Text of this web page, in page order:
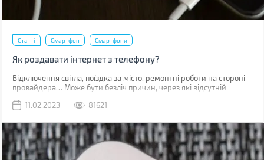
Статті Смартфон Смартфони
Як роздавати інтернет з телефону?
Відключення світла, поїздка за місто, ремонтні роботи на стороні
провайдера… Може бути безліч причин, через які відсутній
мобільна мережа, звичайно, якщо ви знаходитесь у зоні її
11.02.2023 81621